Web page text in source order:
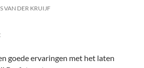
VAN DER KRUIJF
goede ervaringen met het laten